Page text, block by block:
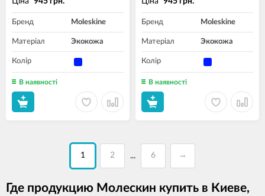
Бренд Moleskine
Матеріал Экокожа
Колір
В наявності
Бренд Moleskine
Матеріал Экокожа
Колір
В наявності
1 2 ... 6 →
Где продукцию Молескин купить в Киеве,